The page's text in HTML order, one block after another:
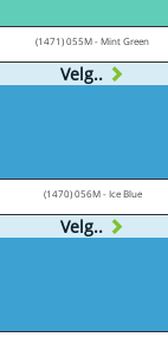
(1471) 055M - Mint Green
Velg..
(1470) 056M - Ice Blue
Velg..